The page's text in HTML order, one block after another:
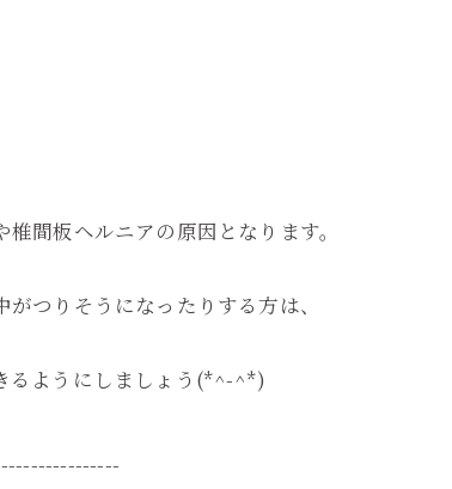
間板ヘルニアの原因となります。
つりそうになったりする方は、
るようにしましょう(*^-^*)